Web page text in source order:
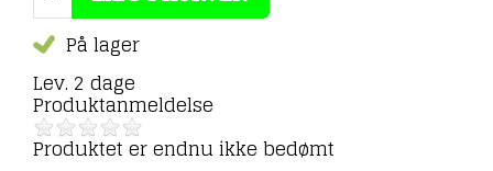
På lager
Lev. 2 dage
Produktanmeldelse
Produktet er endnu ikke bedømt